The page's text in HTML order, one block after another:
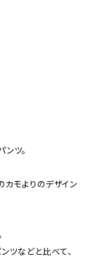
ツ。
カモよりのデザイン
ツなどと比べて、